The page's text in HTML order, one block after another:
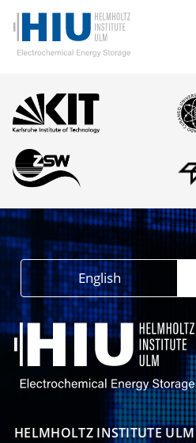
HELMHOLTZ INSTITUTE ULM
English